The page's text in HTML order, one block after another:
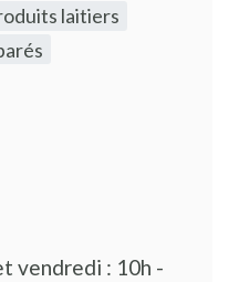
laitiers
vendredi : 10h -